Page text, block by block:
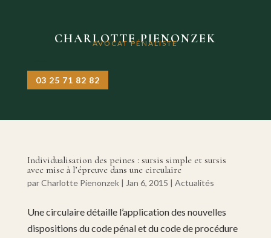
CHARLOTTE PIENONZEK
AVOCAT PÉNALISTE
03 25 71 82 82
Individualisation des peines : sursis simple et sursis
avec mise à l’épreuve dans une circulaire
parCharlotte Pienonzek| Jan 6, 2015 | Actualités
Une circulaire détaille l’application des nouvelles
dispositions du code pénal et du code de procédure